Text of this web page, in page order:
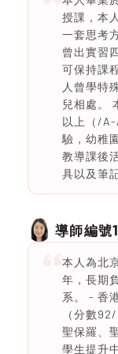
授課，本
一套思考
曾出實習
可保持課
人曾學特
兒相處。
以上（/
驗，幼稚
教導課後
具以及筆
導師編號
本人為北
年，長期
系。 - 香
（分數
聖保羅、
學生提升